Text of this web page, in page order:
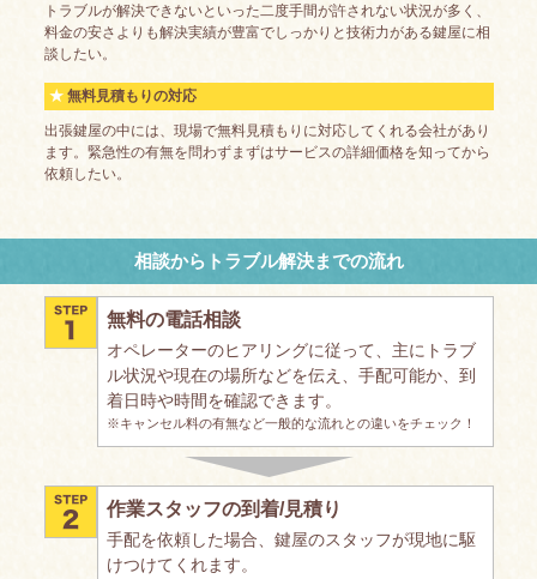
トラブルが解決できないといった二度手間が許されない状況が多く、
料金の安さよりも解決実績が豊富でしっかりと技術力がある鍵屋に相
談したい。
無料見積もりの対応
出張鍵屋の中には、現場で無料見積もりに対応してくれる会社があり
ます。緊急性の有無を問わずまずはサービスの詳細価格を知ってから
依頼したい。
相談からトラブル解決までの流れ
無料の電話相談
オペレーターのヒアリングに従って、主にトラブ
ル状況や現在の場所などを伝え、手配可能か、到
着日時や時間を確認できます。
※キャンセル料の有無など一般的な流れとの違いをチェック！
作業スタッフの到着/見積り
手配を依頼した場合、鍵屋のスタッフが現地に駆
けつけてくれます。